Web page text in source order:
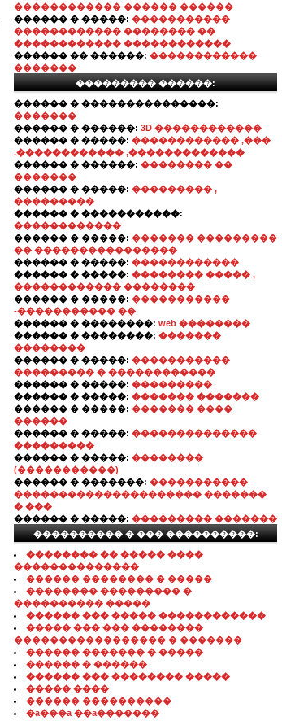
������������ ������ ������
������ � �����: �����������
������������ �������� ��
������������ ������������
������ �� ������: ������������
�������
��������� ������:
������ � ���������������:
�������
������ � ������: 3D ������������
������ � �����: ������������ ,���
.������������ ,�������������
������ � ������: �������� ��
�������
������ � �����: ��������� ,
���������
������ � �����������:
������������
������ � �����: ������� ���������
�� ����������������
������ � �����: ������������
������ � �����: �������� ����� ,
������������ ��������
������ � �����: �����������
-����������� ��
������ � ��������: web ��������
������ � ��������: �������
��������
������ � �����: �����������
��������� � ������������
������ � �����: ���������
������ � �����: ������� �������
������ � �����: ������� ����
������
������ � �����: ��������������
���������
������ � �����: ��������
(�����������)
������ � �������: �����������
��������������������� �������
� ���
������ � �����: ��������� �������
���������� � ��� ����������:
�������� �� ����� ����
��������������
������ �������� � �����
�������� ��������� �
���������� �����
������ ��� ����� ������������
����� ��� ��� ��������
����������������� � �������
������ ������� � �����
������ � ������
������ ��� �������� �����
����� ����
������ ����������
�a���a ��a�������